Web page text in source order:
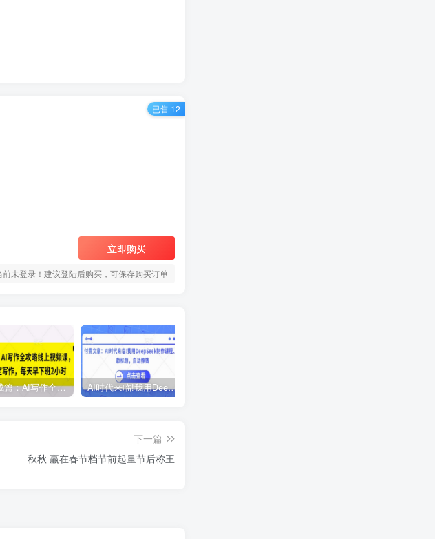
立即购买
前未登录！建议登陆后购买，可保存购买订单
已售 12
七步成篇：AI写作全攻略线上视频课，用ai搞定写作，每天早下班2小时 AI时代来临!我用DeepSeek制作课程、爆款标题，自动挣钱
下一篇
秋秋 赢在春节档节前起量节后称王